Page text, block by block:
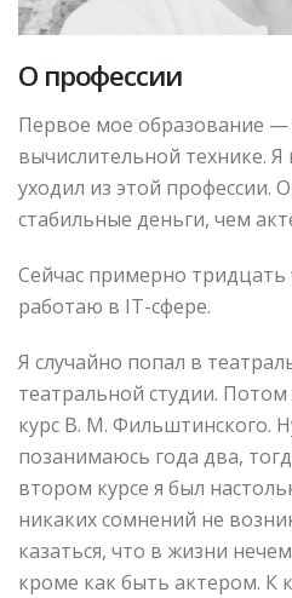
О профессии
Первое мое образование —
вычислительной технике.
уходил из этой профессии.
стабильные деньги, чем
Сейчас примерно тридцать
работаю в IT-сфере.
Я случайно попал в
театральной студии. Потом
курс В. М. Фильштинского.
позанимаюсь года два,
втором курсе я был
никаких сомнений не
казаться, что в жизни
кроме как быть актером. К